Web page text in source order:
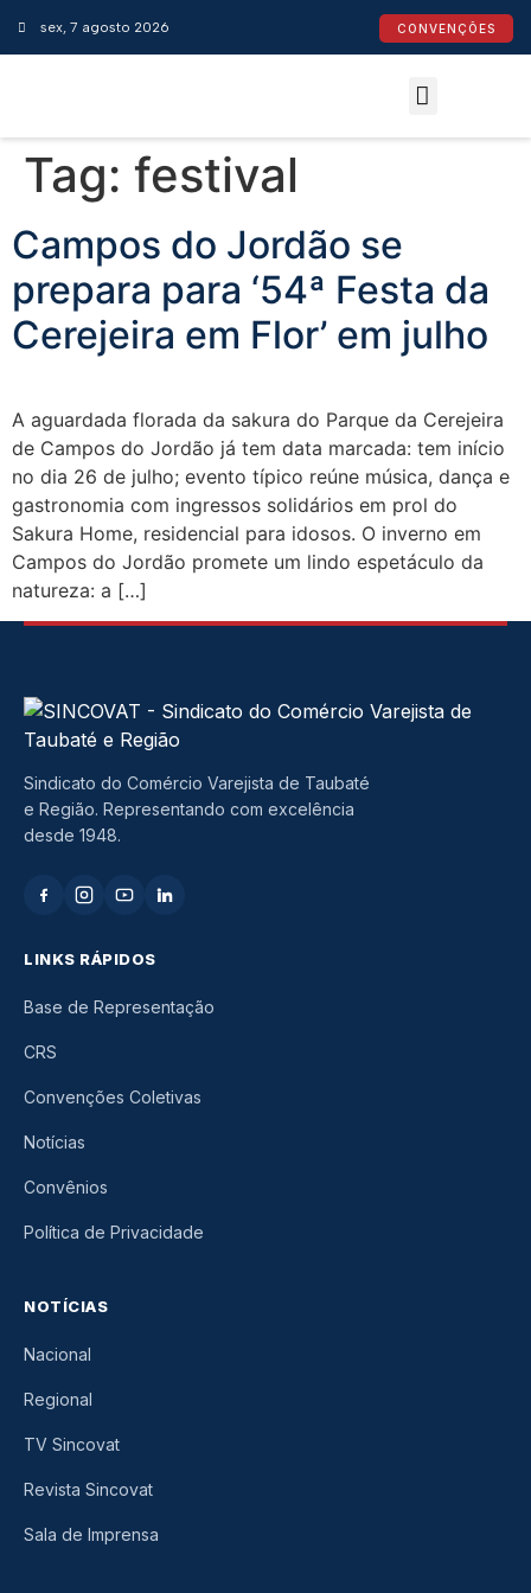
sex, 7 agosto 2026 CONVENÇÕES
Tag: festival
Campos do Jordão se
prepara para ‘54ª Festa da
Cerejeira em Flor’ em julho
A aguardada florada da sakura do Parque da Cerejeira
de Campos do Jordão já tem data marcada: tem início
no dia 26 de julho; evento típico reúne música, dança e
gastronomia com ingressos solidários em prol do
Sakura Home, residencial para idosos. O inverno em
Campos do Jordão promete um lindo espetáculo da
natureza: a […]
Sindicato do Comércio Varejista de Taubaté
e Região. Representando com excelência
desde 1948.
LINKS RÁPIDOS
Base de Representação
CRS
Convenções Coletivas
Notícias
Convênios
Política de Privacidade
NOTÍCIAS
Nacional
Regional
TV Sincovat
Revista Sincovat
Sala de Imprensa